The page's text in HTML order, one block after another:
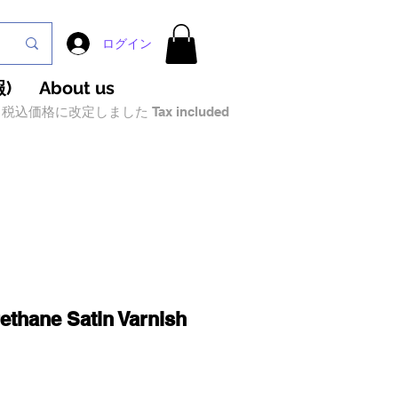
ログイン
) About us
込価格に改定しました Tax included
Satin Varnish